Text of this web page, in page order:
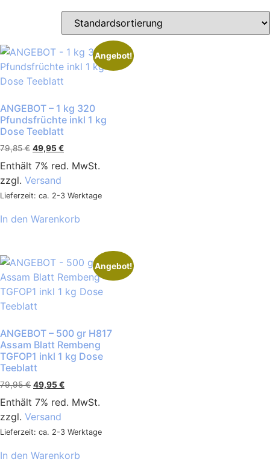
Angebot!
ANGEBOT – 1 kg 320
Pfundsfrüchte inkl 1 kg
Dose Teeblatt
79,85€ 49,95€
Enthält 7% red. MwSt.
zzgl. Versand
Lieferzeit: ca. 2-3 Werktage
In den Warenkorb
Angebot!
ANGEBOT – 500 gr H817
Assam Blatt Rembeng
TGFOP1 inkl 1 kg Dose
Teeblatt
79,95€ 49,95€
Enthält 7% red. MwSt.
zzgl. Versand
Lieferzeit: ca. 2-3 Werktage
In den Warenkorb